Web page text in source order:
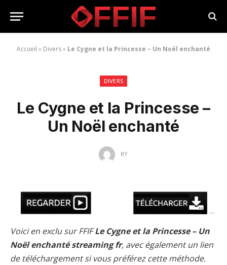
Accueil » Divers» Le Cygne et la Princesse – Un Noël enchanté
DIVERS
Le Cygne et la Princesse –
Un Noël enchanté
BY
Voici en exclu sur FFIFLe Cygne et la Princesse – Un
Noël enchanté streaming fr, avec également un lien
de téléchargement si vous préférez cette méthode.